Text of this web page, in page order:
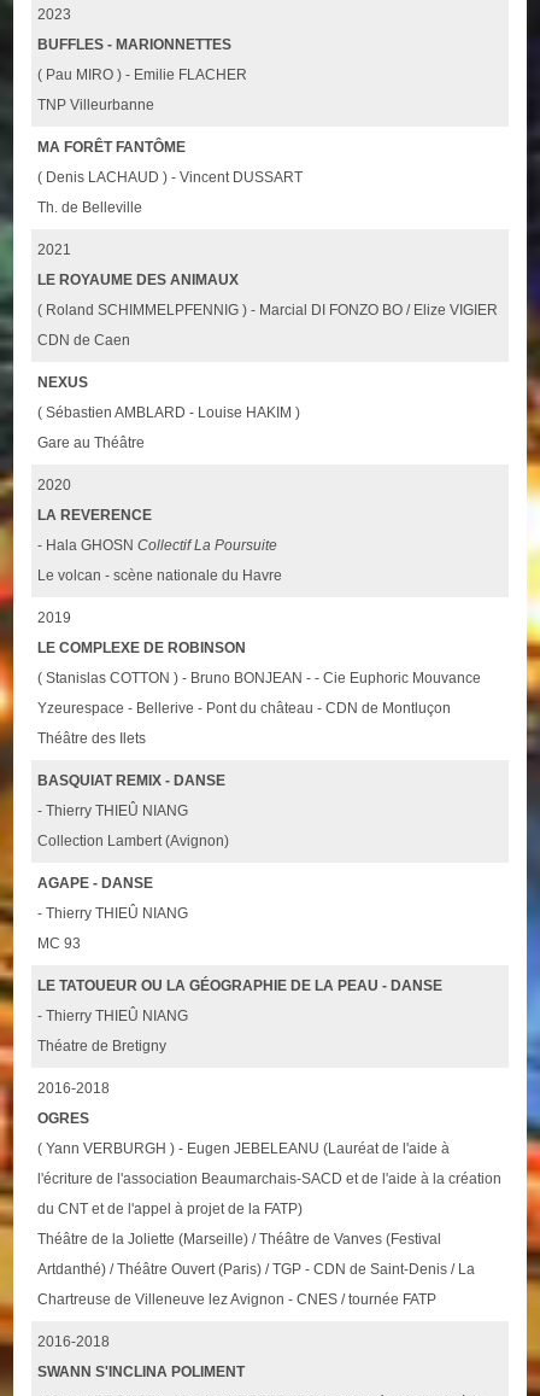
2023
BUFFLES - MARIONNETTES
( Pau MIRO ) - Emilie FLACHER
TNP Villeurbanne
MA FORÊT FANTÔME
( Denis LACHAUD ) - Vincent DUSSART
Th. de Belleville
2021
LE ROYAUME DES ANIMAUX
( Roland SCHIMMELPFENNIG ) - Marcial DI FONZO BO / Elize VIGIER
CDN de Caen
NEXUS
( Sébastien AMBLARD - Louise HAKIM )
Gare au Théâtre
2020
LA REVERENCE
- Hala GHOSNCollectif La Poursuite
Le volcan - scène nationale du Havre
2019
LE COMPLEXE DE ROBINSON
( Stanislas COTTON ) - Bruno BONJEAN - - Cie Euphoric Mouvance
Yzeurespace - Bellerive - Pont du château - CDN de Montluçon
Théâtre des Ilets
BASQUIAT REMIX - DANSE
- Thierry THIEÛ NIANG
Collection Lambert (Avignon)
AGAPE - DANSE
- Thierry THIEÛ NIANG
MC 93
LE TATOUEUR OU LA GÉOGRAPHIE DE LA PEAU - DANSE
- Thierry THIEÛ NIANG
Théatre de Bretigny
2016-2018
OGRES
( Yann VERBURGH ) - Eugen JEBELEANU (Lauréat de l'aide à
l'écriture de l'association Beaumarchais-SACD et de l'aide à la création
du CNT et de l'appel à projet de la FATP)
Théâtre de la Joliette (Marseille) / Théâtre de Vanves (Festival
Artdanthé) / Théâtre Ouvert (Paris) / TGP - CDN de Saint-Denis / La
Chartreuse de Villeneuve lez Avignon - CNES / tournée FATP
2016-2018
SWANN S'INCLINA POLIMENT